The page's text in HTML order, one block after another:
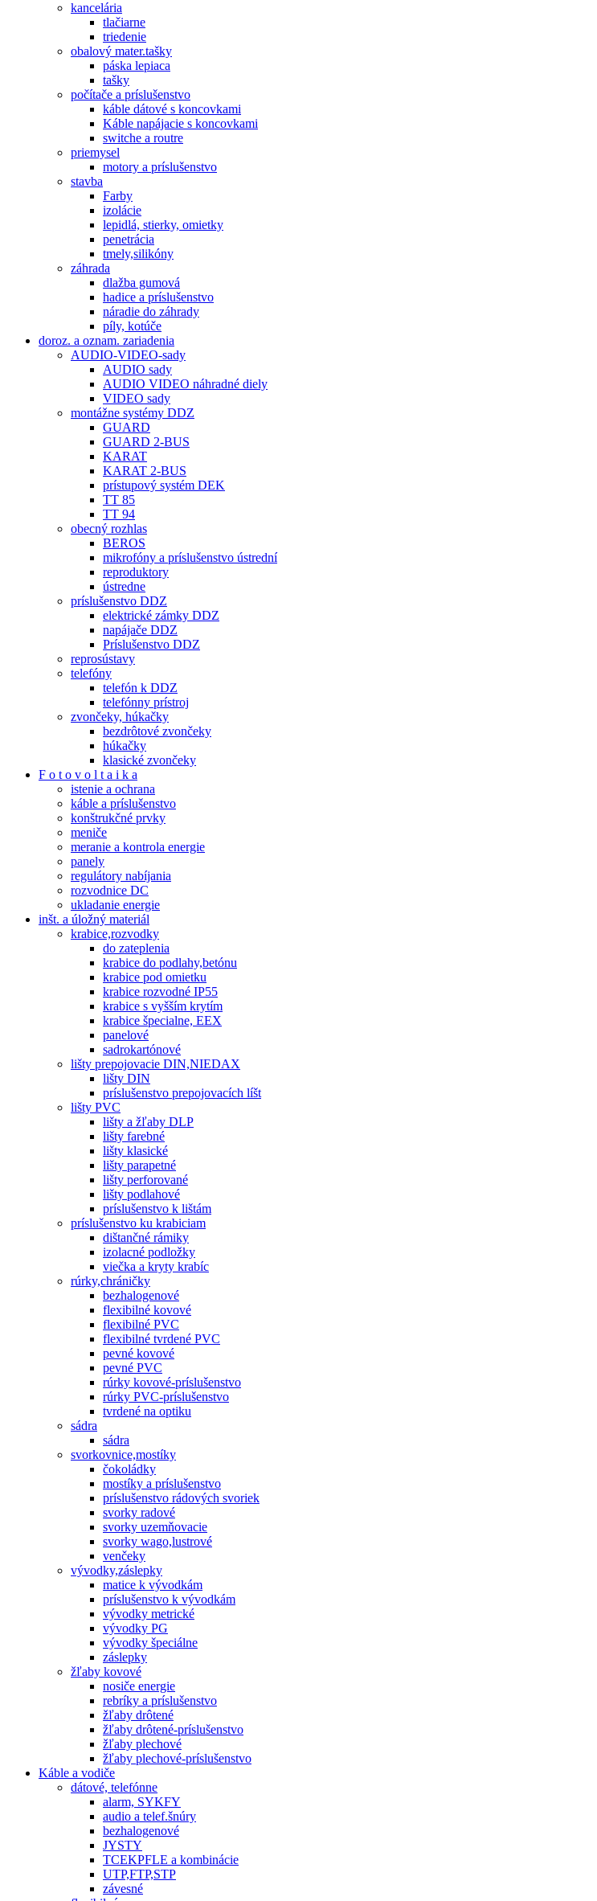
kancelária
tlačiarne
triedenie
obalový mater.tašky
páska lepiaca
tašky
počítače a príslušenstvo
káble dátové s koncovkami
Káble napájacie s koncovkami
switche a routre
priemysel
motory a príslušenstvo
stavba
Farby
izolácie
lepidlá, stierky, omietky
penetrácia
tmely,silikóny
záhrada
dlažba gumová
hadice a príslušenstvo
náradie do záhrady
píly, kotúče
doroz. a oznam. zariadenia
AUDIO-VIDEO-sady
AUDIO sady
AUDIO VIDEO náhradné diely
VIDEO sady
montážne systémy DDZ
GUARD
GUARD 2-BUS
KARAT
KARAT 2-BUS
prístupový systém DEK
TT 85
TT 94
obecný rozhlas
BEROS
mikrofóny a príslušenstvo ústrední
reproduktory
ústredne
príslušenstvo DDZ
elektrické zámky DDZ
napájače DDZ
Príslušenstvo DDZ
reprosústavy
telefóny
telefón k DDZ
telefónny prístroj
zvončeky, húkačky
bezdrôtové zvončeky
húkačky
klasické zvončeky
F o t o v o l t a i k a
istenie a ochrana
káble a príslušenstvo
konštrukčné prvky
meniče
meranie a kontrola energie
panely
regulátory nabíjania
rozvodnice DC
ukladanie energie
inšt. a úložný materiál
krabice,rozvodky
do zateplenia
krabice do podlahy,betónu
krabice pod omietku
krabice rozvodné IP55
krabice s vyšším krytím
krabice špecialne, EEX
panelové
sadrokartónové
lišty prepojovacie DIN,NIEDAX
lišty DIN
príslušenstvo prepojovacích líšt
lišty PVC
lišty a žľaby DLP
lišty farebné
lišty klasické
lišty parapetné
lišty perforované
lišty podlahové
príslušenstvo k lištám
príslušenstvo ku krabiciam
dištančné rámiky
izolacné podložky
viečka a kryty krabíc
rúrky,chráničky
bezhalogenové
flexibilné kovové
flexibilné PVC
flexibilné tvrdené PVC
pevné kovové
pevné PVC
rúrky kovové-príslušenstvo
rúrky PVC-príslušenstvo
tvrdené na optiku
sádra
sádra
svorkovnice,mostíky
čokoládky
mostíky a príslušenstvo
príslušenstvo rádových svoriek
svorky radové
svorky uzemňovacie
svorky wago,lustrové
venčeky
vývodky,záslepky
matice k vývodkám
príslušenstvo k vývodkám
vývodky metrické
vývodky PG
vývodky špeciálne
záslepky
žľaby kovové
nosiče energie
rebríky a príslušenstvo
žľaby drôtené
žľaby drôtené-príslušenstvo
žľaby plechové
žľaby plechové-príslušenstvo
Káble a vodiče
dátové, telefónne
alarm, SYKFY
audio a telef.šnúry
bezhalogenové
JYSTY
TCEKPFLE a kombinácie
UTP,FTP,STP
závesné